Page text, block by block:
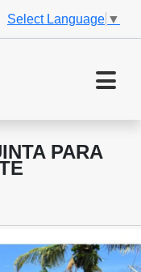
Select Language ▼
PARA